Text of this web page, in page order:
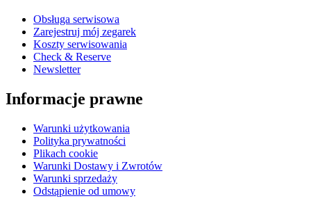
Obsługa serwisowa
Zarejestruj mój zegarek
Koszty serwisowania
Check & Reserve
Newsletter
Informacje prawne
Warunki użytkowania
Polityka prywatności
Plikach cookie
Warunki Dostawy i Zwrotów
Warunki sprzedaży
Odstąpienie od umowy